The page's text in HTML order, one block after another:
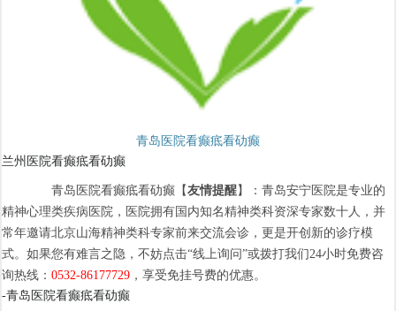
青岛医院看癫疷看劯癫
兰州医院看癫疷看劯癫
青岛医院看癫疷看劯癫【友情提醒】：青岛安宁医院是专业的
精神心理类疾病医院，医院拥有国内知名精神类科资深专家数十人，并
常年邀请北京山海精神类科专家前来交流会诊，更是开创新的诊疗模
式。如果您有难言之隐，不妨点击“线上询问”或拨打我们24小时免费咨
询热线：0532-86177729 ，享受免挂号费的优惠。
-青岛医院看癫疷看劯癫